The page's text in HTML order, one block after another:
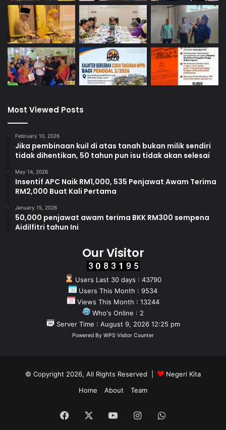
Most Viewed Posts
February 10, 2026
Jika pembinaan kuil di atas tanah bukan milik sendiri
tidak dihentikan, 50 tahun pun isu tidak akan selesai
May 14, 2026
Insentif APC Naik RM1,000, 535 Penjawat Awam Terima
RM2,000 Buat Kali Pertama
January 15, 2026
50,000 penjawat awam terima BKK RM300 sempena
Aidilfitri tahun Ini
Our Visitor
Users Last 30 days : 43790
Users This Month : 9534
Views This Month : 13244
Who's Online : 2
Server Time : August 9, 2026 12:25 pm
Powered By WPS Visitor Counter
© Copyright 2026, All Rights Reserved |
Negeri Kita
Home
About Team
Facebook YouTubeInstagramWhatsApp